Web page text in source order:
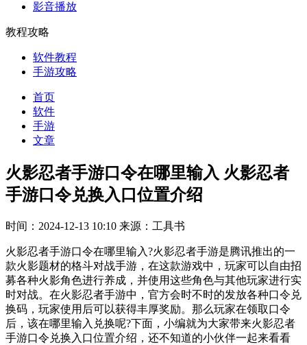
影音播放
教程攻略
软件教程
手游攻略
首页
软件
手游
文章
火影忍者手游口令在哪里输入 火影忍者
手游口令兑换入口位置介绍
时间：2024-12-13 10:10 来源：工具书
火影忍者手游口令在哪里输入?火影忍者手游是腾讯推出的一
款火影题材的格斗对战手游，在这款游戏中，玩家可以自由招
募各种火影角色进行养成，并使用这些角色与其他玩家进行实
时对战。在火影忍者手游中，官方会时不时的发放各种口令兑
换码，玩家使用后可以获得丰厚奖励。那么玩家在领取口令
后，该在哪里输入兑换呢?下面，小编就为大家带来火影忍者
手游口令兑换入口位置介绍，还不知道的小伙伴一起来看看